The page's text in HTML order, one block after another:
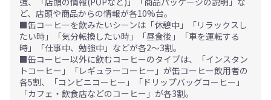
ど、店頭や商品からの情報が各10%台。
■缶コーヒーを飲みたいシーンは「休憩中」「リラックスし
たい時」「気分転換したい時」「昼食後」「車を運転する
時」「仕事中、勉強中」などが各2～3割。
■缶コーヒー以外に飲むコーヒーのタイプは、「インスタン
トコーヒー」「レギュラーコーヒー」が缶コーヒー飲用者の
各5割、「コンビニコーヒー」「ドリップバッグコーヒー」
「カフェ・飲食店などのコーヒー」が各3割。